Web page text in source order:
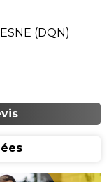
(DQN)